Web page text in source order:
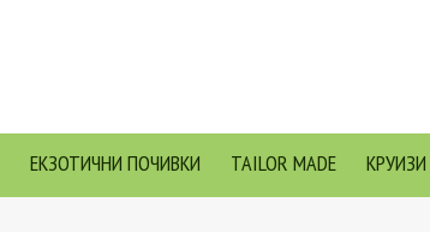
ЕКЗОТИЧНИ ПОЧИВКИ TAILOR MADE КРУИЗИ